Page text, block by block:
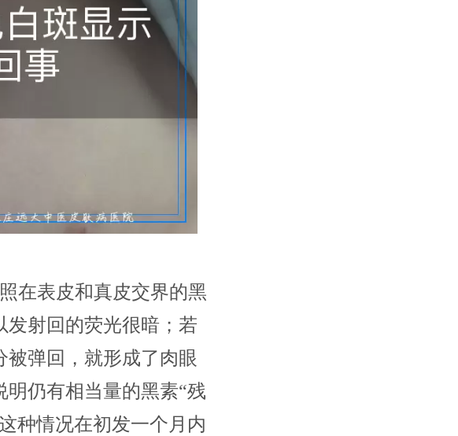
在表皮和真皮交界的黑
发射回的荧光很暗；若
被弹回，就形成了肉眼
仍有相当量的黑素“残
种情况在初发一个月内